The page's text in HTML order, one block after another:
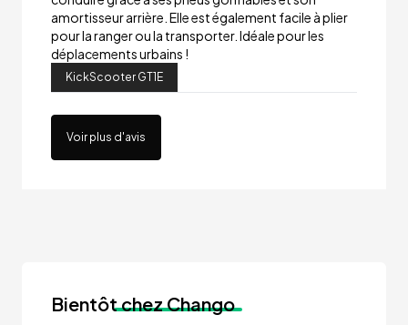
amortisseur arrière. Elle est également facile à plier
pour la ranger ou la transporter. Idéale pour les
déplacements urbains !
KickScooter GT1E
Voir plus d'avis
Bientôtchez Chango